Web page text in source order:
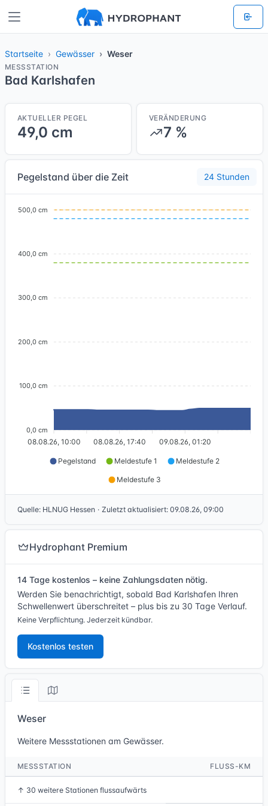
Startseite Gewässer Weser
MESSSTATION
Bad Karlshafen
AKTUELLER PEGEL
49,0 cm
VERÄNDERUNG
7 %
Pegelstand über die Zeit 24 Stunden
500,0 cm
400,0 cm
300,0 cm
200,0 cm
100,0 cm
0,0 cm
08.08.26, 10:00 08.08.26, 17:40 09.08.26, 01:20
Pegelstand Meldestufe 1 Meldestufe 2
Meldestufe 3
Quelle: HLNUG Hessen · Zuletzt aktualisiert: 09.08.26, 09:00
Hydrophant Premium
14 Tage kostenlos – keine Zahlungsdaten nötig.
Werden Sie benachrichtigt, sobald Bad Karlshafen Ihren
Schwellenwert überschreitet – plus bis zu 30 Tage Verlauf.
Keine Verpflichtung. Jederzeit kündbar.
Kostenlos testen
Weser
Weitere Messstationen am Gewässer.
MESSSTATION FLUSS-KM
↑ 30 weitere Stationen flussaufwärts